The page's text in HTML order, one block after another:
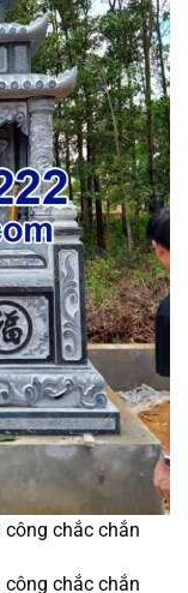
chắc chắn
chắc chắn